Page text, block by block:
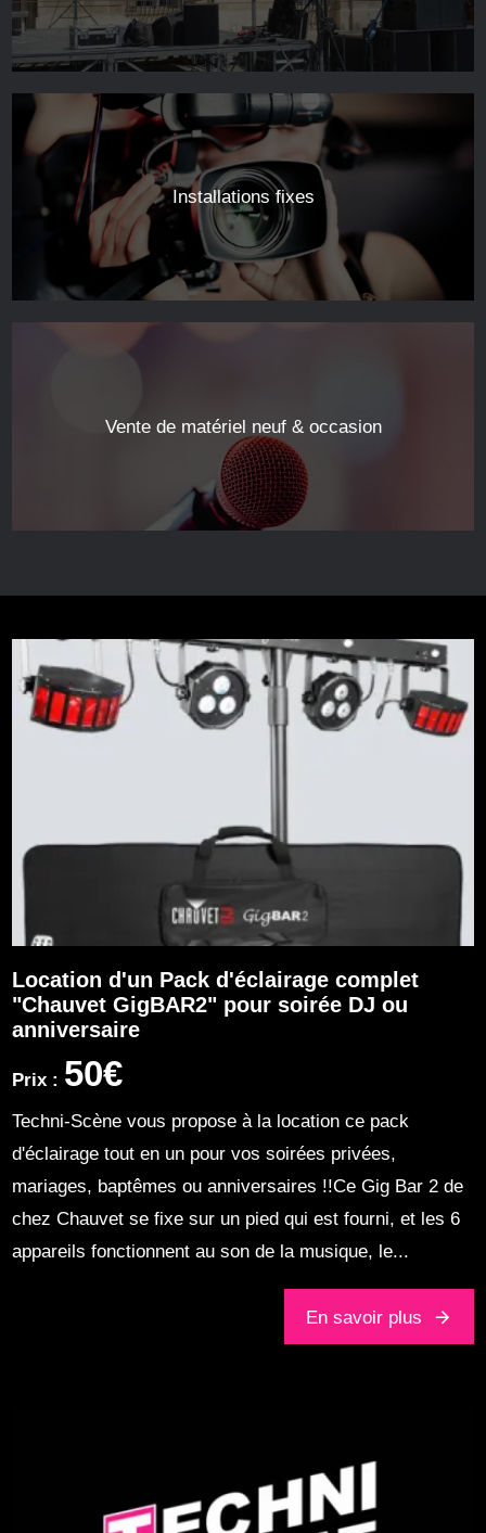
Installations fixes
Vente de matériel neuf & occasion
Location d'un Pack d'éclairage complet
"Chauvet GigBAR2" pour soirée DJ ou
anniversaire
Prix : 50€
Techni-Scène vous propose à la location ce pack
d'éclairage tout en un pour vos soirées privées,
mariages, baptêmes ou anniversaires !!Ce Gig Bar 2 de
chez Chauvet se fixe sur un pied qui est fourni, et les 6
appareils fonctionnent au son de la musique, le...
En savoir plus